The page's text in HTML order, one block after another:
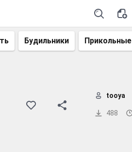
Будильники Прикольные
488
tooya